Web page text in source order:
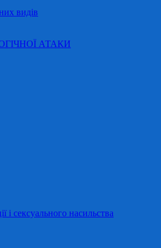
видів
АТАКИ
і сексуального насильства